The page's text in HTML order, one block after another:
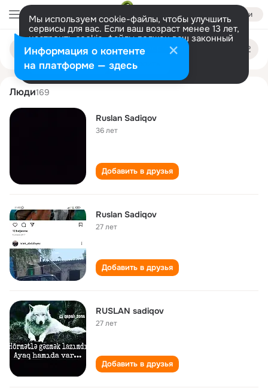
Войти
Мы используем cookie-файлы, чтобы улучшить
сервисы для вас. Если ваш возраст менее 13 лет,
настроить cookie-файлы должен ваш законный
представитель. Больше информации
Разрешить все Настроить
Поиск
людям
ruslan sadiqov
Люди169
Ruslan Sadiqov
36 лет
Добавить в друзья
Ruslan Sadiqov
27 лет
Добавить в друзья
RUSLAN sadiqov
27 лет
Добавить в друзья
Информация о контенте
на платформе — здесь